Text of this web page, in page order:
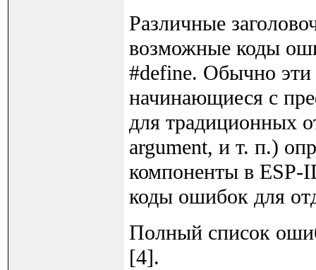
Различные
возможные коды
#define. Обычно
начинающиеся с
для традиционных
argument, и т. п.)
компоненты в ESP-
коды ошибок для
Полный список
[4].